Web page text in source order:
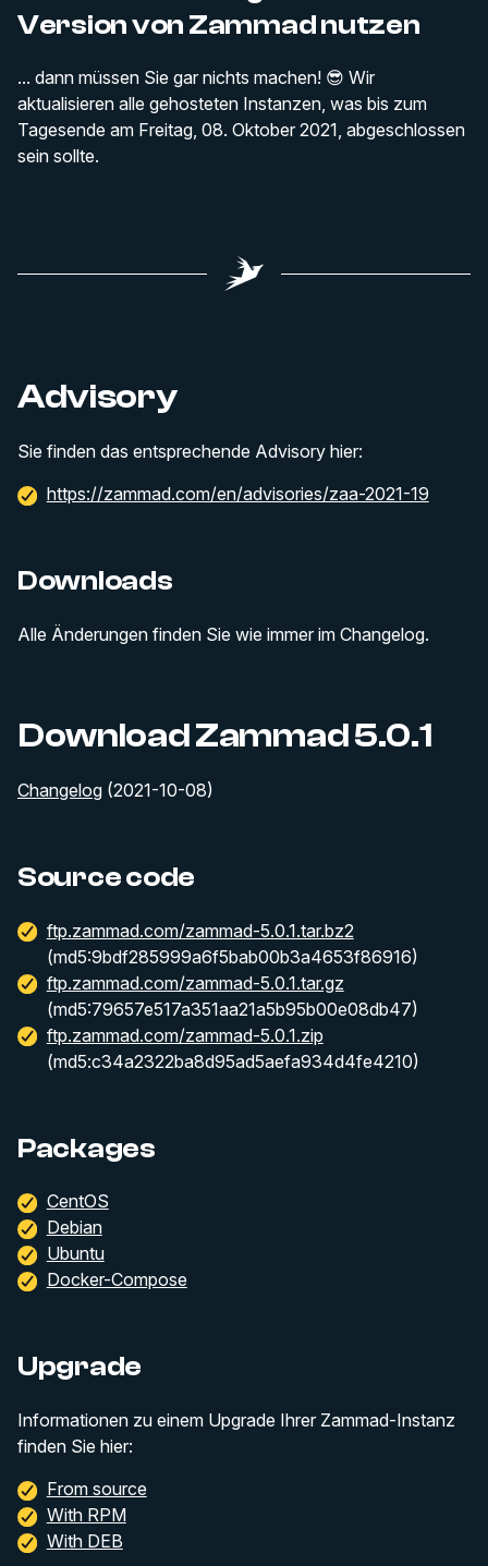
Version von Zammad nutzen
... dann müssen Sie gar nichts machen! 😎 Wir
aktualisieren alle gehosteten Instanzen, was bis zum
Tagesende am Freitag, 08. Oktober 2021, abgeschlossen
sein sollte.
Advisory
Sie finden das entsprechende Advisory hier:
https://zammad.com/en/advisories/zaa-2021-19
Downloads
Alle Änderungen finden Sie wie immer im Changelog.
Download Zammad 5.0.1
Changelog (2021-10-08)
Source code
ftp.zammad.com/zammad-5.0.1.tar.bz2
(md5:9bdf285999a6f5bab00b3a4653f86916)
ftp.zammad.com/zammad-5.0.1.tar.gz
(md5:79657e517a351aa21a5b95b00e08db47)
ftp.zammad.com/zammad-5.0.1.zip
(md5:c34a2322ba8d95ad5aefa934d4fe4210)
Packages
CentOS
Debian
Ubuntu
Docker-Compose
Upgrade
Informationen zu einem Upgrade Ihrer Zammad-Instanz
finden Sie hier:
From source
With RPM
With DEB